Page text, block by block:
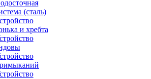
(сталь)
и хребта